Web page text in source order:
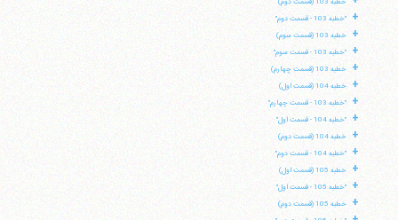
+ "خطبه 103 - قسمت دوم"
+ خطبه 103 (قسمت سوم)
+ "خطبه 103 - قسمت سوم"
+ خطبه 103 (قسمت چهارم)
+ خطبه 104 (قسمت اول)
+ "خطبه 103 - قسمت چهارم"
+ "خطبه 104 - قسمت اول"
+ خطبه 104 (قسمت دوم)
+ "خطبه 104 - قسمت دوم"
+ خطبه 105 (قسمت اول)
+ "خطبه 105 - قسمت اول"
+ خطبه 105 (قسمت دوم)